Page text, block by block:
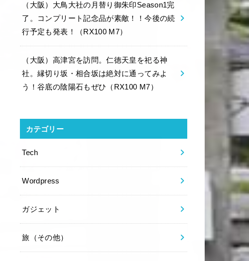
（大阪）大鳥大社の月替り御朱印Season1完
了。コンプリート記念品が素敵！！今後の続
行予定も発表！（RX100 M7）
（大阪）高津宮を訪問。仁徳天皇を祀る神
社。縁切り坂・相合坂は絶対に通ってみよ
う！谷底の陰陽石もぜひ（RX100 M7）
カテゴリー
Tech
Wordpress
ガジェット
旅（その他）